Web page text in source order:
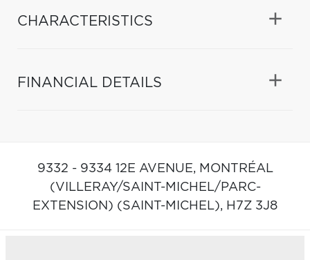
CHARACTERISTICS
FINANCIAL DETAILS
9332 - 9334 12E AVENUE, MONTRÉAL
(VILLERAY/SAINT-MICHEL/PARC-
EXTENSION) (SAINT-MICHEL), H7Z 3J8